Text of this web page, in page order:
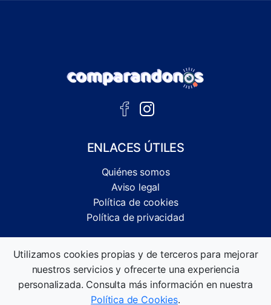
ENLACES ÚTILES
Quiénes somos
Aviso legal
Política de cookies
Política de privacidad
informativas.
©2026 Comparandonos. Todos los derechos reservados.
Utilizamos cookies propias y de terceros para mejorar
nuestros servicios y ofrecerte una experiencia
personalizada. Consulta más información en nuestra
Política de Cookies.